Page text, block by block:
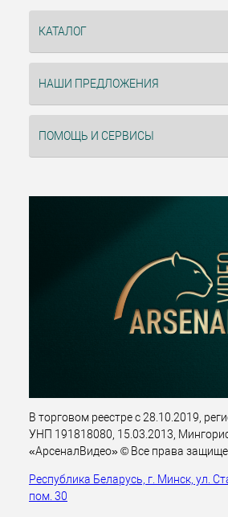
КАТАЛОГ
НАШИ ПРЕДЛОЖЕНИЯ
ПОМОЩЬ И СЕРВИСЫ
В торговом реестре с 28.10.2019,
УНП 191818080, 15.03.2013,
«АрсеналВидео» © Все права
Республика Беларусь, г. Минск, ул.
пом. 30